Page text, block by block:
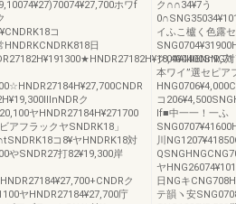
ホワf
コ
日
ク
ヤHNDR27184H¥271700
アフラックヤSNDRK18」
コ8¥ヤHNDRK18対
やSNDR27打82¥19,300岸
ク
ヤHNDR27184¥27,700庁
ク∩∩34¥7う
イふこ櫨く色露
ク04¥4400SNG
本ワイ”選セピア
コ
lf■中一一！一ふ
川
ヤ
日NGキ
テ韻ヽ安